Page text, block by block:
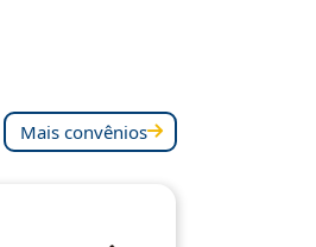
Mais convênios